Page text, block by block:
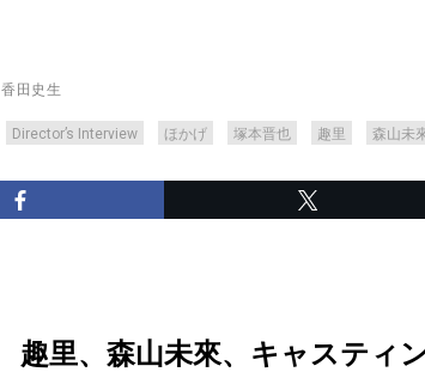
香田史生
Director’s Interview ほかげ 塚本晋也 趣里 森山未
趣里、森山未來、キャスティ